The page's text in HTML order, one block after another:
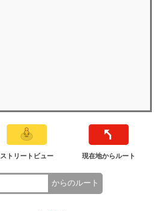
ストリートビュー 現在地からルート
からのルート